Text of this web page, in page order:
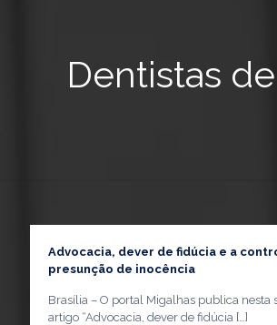
Dentistas
Advocacia, dever de fidúcia e a
presunção de inocência
Brasília – O portal Migalhas publica nesta
artigo “Advocacia, dever de fidúcia […]